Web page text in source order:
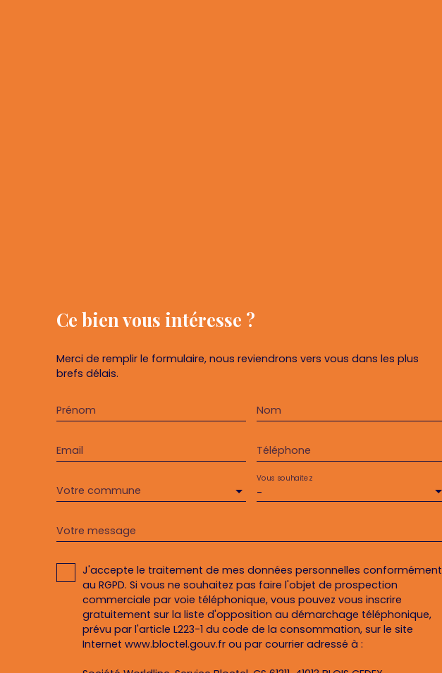
Ce bienvous intéresse ?
Merci de remplir le formulaire, nous reviendrons vers vous dans les plus
brefs délais.
Prénom Nom
Email Téléphone
Votre commune -
Vous souhaitez
Votre message
J'accepte le traitement de mes données personnelles conformément
au RGPD. Si vous ne souhaitez pas faire l'objet de prospection
commerciale par voie téléphonique, vous pouvez vous inscrire
gratuitement sur la liste d'opposition au démarchage téléphonique,
prévu par l'article L223-1 du code de la consommation, sur le site
Internet www.bloctel.gouv.fr ou par courrier adressé à :